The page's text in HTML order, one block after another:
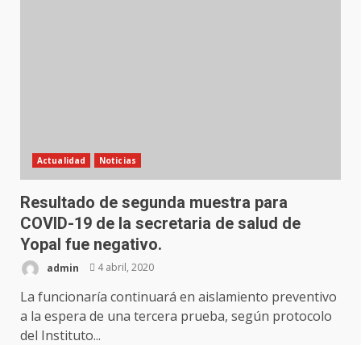
Actualidad Noticias
Resultado de segunda muestra para
COVID-19 de la secretaria de salud de
Yopal fue negativo.
admin 4 abril, 2020
La funcionaría continuará en aislamiento preventivo
a la espera de una tercera prueba, según protocolo
del Instituto...